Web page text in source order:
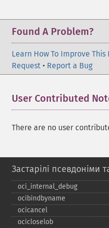
Found A Problem?
Learn How To Improve This
Request • Report a Bug
User Contributed
There are no user
Застарілі псевдоніми
oci_​internal_​debug
ocibindbyname
ocicancel
ocicloselob